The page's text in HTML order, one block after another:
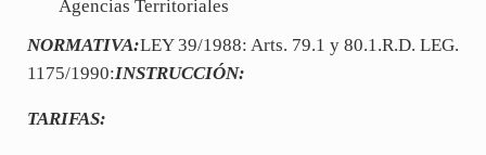
Agencias Territoriales
NORMATIVA:LEY 39/1988: Arts. 79.1 y 80.1.R.D. LEG.
1175/1990:INSTRUCCIÓN:
TARIFAS: